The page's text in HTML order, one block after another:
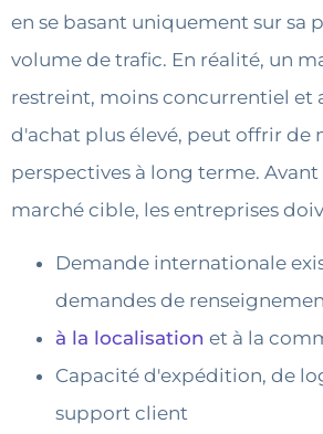
en se basant uniquement sur sa
volume de trafic. En réalité, un
restreint, moins concurrentiel et
d'achat plus élevé, peut offrir de
perspectives à long terme.
marché cible, les entreprises
Demande internationale
demandes de
à la localisation et à la
Capacité d'expédition, de
support client